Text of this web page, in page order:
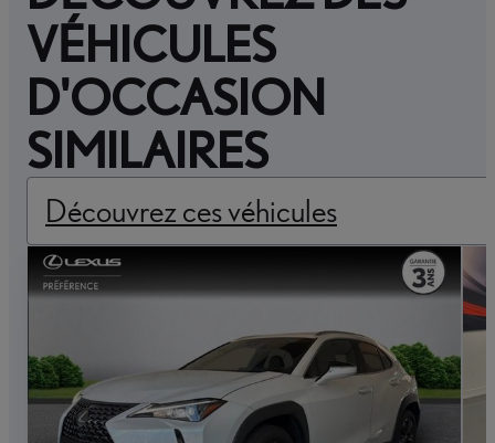
VÉHICULES
D'OCCASION
SIMILAIRES
Découvrez ces véhicules